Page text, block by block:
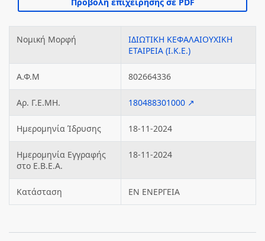
Νομική Μορφή
ΙΔΙΩΤΙΚΗ ΚΕΦΑΛΑΙΟΥΧΙΚΗ
ΕΤΑΙΡΕΙΑ (Ι.Κ.Ε.)
Α.Φ.Μ 802664336
Αρ. Γ.Ε.ΜΗ. 180488301000 ↗
Ημερομηνία Ίδρυσης 18-11-2024
Ημερομηνία Εγγραφής
στο Ε.Β.Ε.Α.
18-11-2024
Κατάσταση ΕΝ ΕΝΕΡΓΕΙΑ